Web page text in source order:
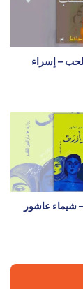
– إسراء
شيماء عاشور